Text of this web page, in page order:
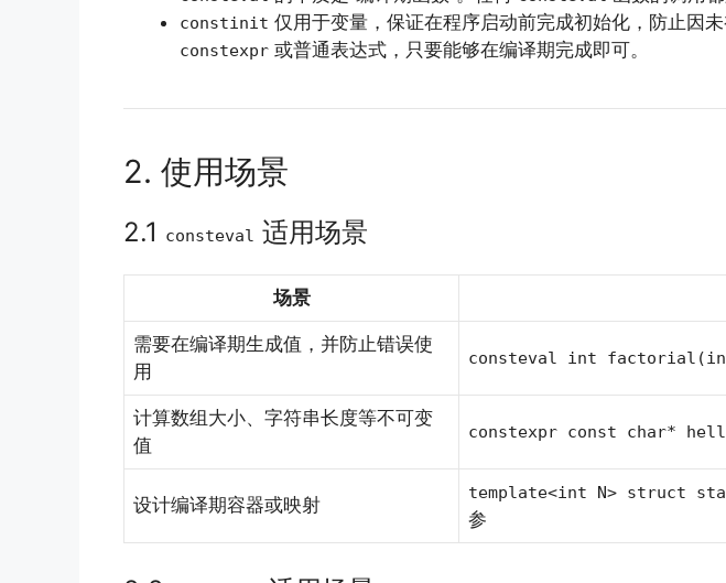
constinit 仅用于变量，保证在程序启动前完成初始化，防止因
constexpr 或普通表达式，只要能够在编译期完成即可。
2. 使用场景
2.1 consteval 适用场景
场景
需要在编译期生成值，并防止错误使
用
consteval int
计算数组大小、字符串长度等不可变
值
constexpr const char*
设计编译期容器或映射
template<int N> struct
参